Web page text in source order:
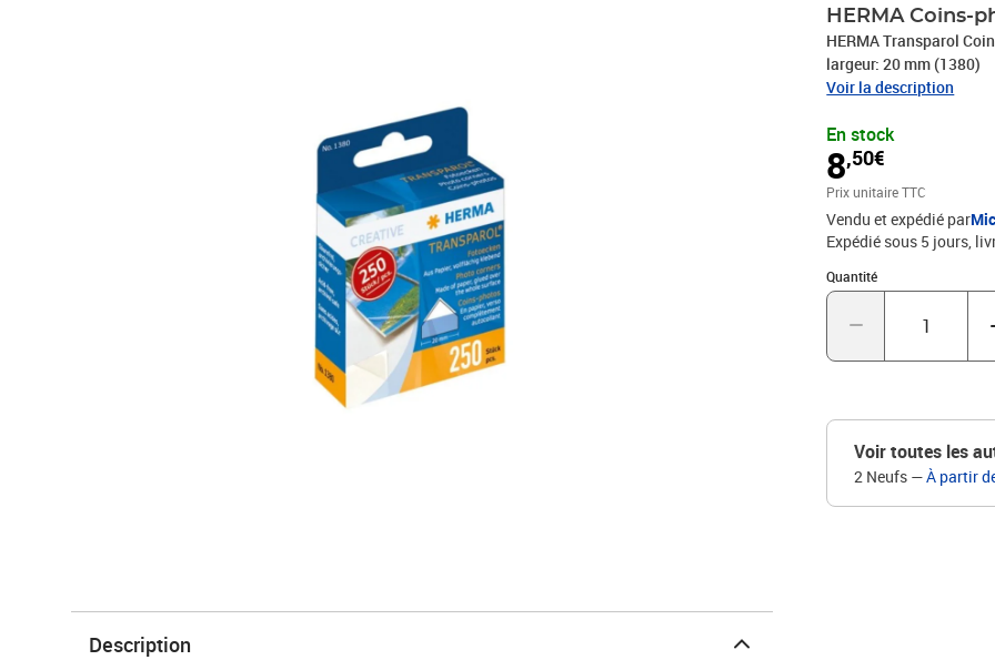
HERMA Coins-
HERMA Transparol
largeur: 20 mm (1380)
Voir la description
En stock
8,50€
Prix unitaire TTC
Vendu et expédié par
Expédié sous 5 jours
Quantité
Quantité : 1
Voir toutes les
2 Neufs —À partir
Description